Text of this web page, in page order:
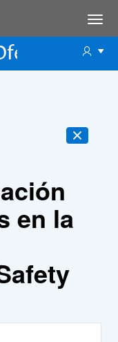
en la